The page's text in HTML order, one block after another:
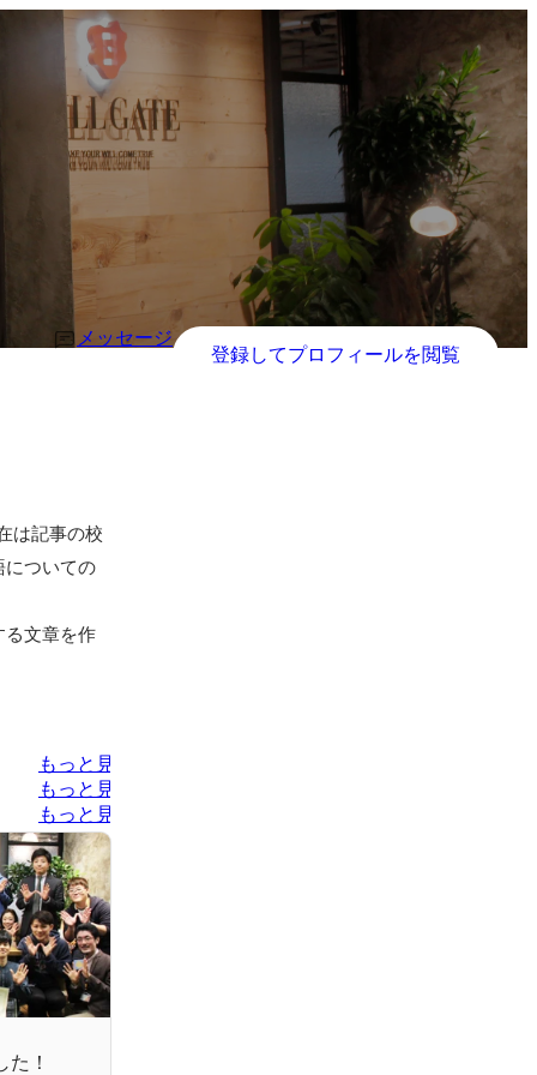
メッセージ
登録してプロフィールを閲覧
は記事の校
についての
る文章を作
もっと見る
もっと見る
もっと見る
た！